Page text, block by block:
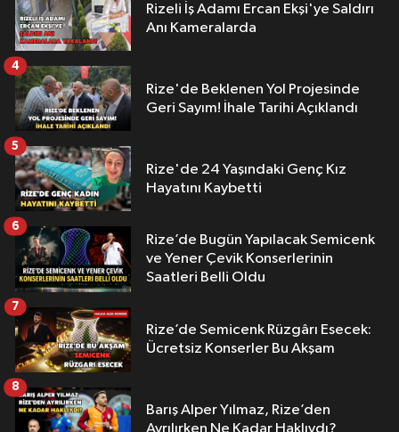
Rizeli İş Adamı Ercan Ekşi'ye Saldırı
Anı Kameralarda
Rize'de Beklenen Yol Projesinde
Geri Sayım! İhale Tarihi Açıklandı
4
Rize'de 24 Yaşındaki Genç Kız
Hayatını Kaybetti
5
Rize’de Bugün Yapılacak Semicenk
ve Yener Çevik Konserlerinin
Saatleri Belli Oldu
6
Rize’de Semicenk Rüzgârı Esecek:
Ücretsiz Konserler Bu Akşam
7
Barış Alper Yılmaz, Rize’den
8